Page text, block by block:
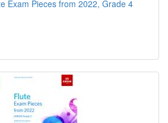
Exam Pieces from 2022, Grade 4